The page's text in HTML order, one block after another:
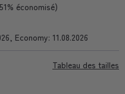
économisé)
Economy: 11.08.2026
Tableau des tailles